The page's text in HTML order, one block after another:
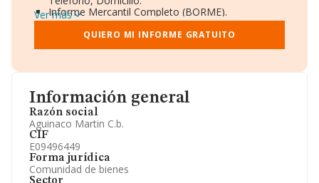
Información general
Razón social
Aguinaco Martin C.b.
CIF
E09496449
Forma jurídica
Comunidad de bienes
Informe Mercantil Completo (BORME).
Gráficos de Evolución Ventas y Empleados.
Consejo de Administración y Administradores.
Directivos y Ejecutivos.
Información oficial y registral complementaria.
Ver más
QUIERO MI INFORME GRATUITO